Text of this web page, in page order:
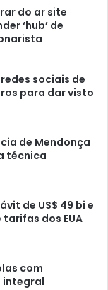
do ar site
‘hub’ de
sociais de
para dar visto
de Mendonça
técnica
de US$ 49 bi e
dos EUA
com
integral